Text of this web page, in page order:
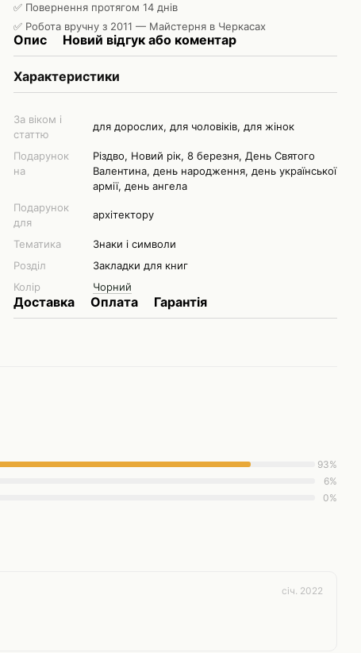
✅ Повернення протягом 14 днів
✅ Робота вручну з 2011 — Майстерня в Черкасах
Опис Новий відгук або коментар
Характеристики
За віком і
статтю
для дорослих, для чоловіків, для жінок
Подарунок
на
Різдво, Новий рік, 8 березня, День Святого
Валентина, день народження, день української
армії, день ангела
Подарунок
для
архітектору
Тематика
Знаки і символи
Розділ
Закладки для книг
Колір
Чорний
Доставка Оплата Гарантія
93%
6%
0%
січ. 2022